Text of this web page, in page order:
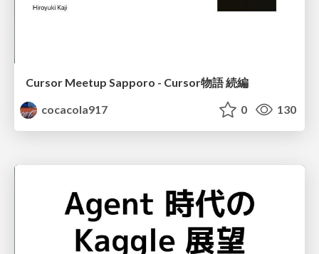
Cursor Meetup Sapporo - Cursor物語 続編
cocacola917
0 130